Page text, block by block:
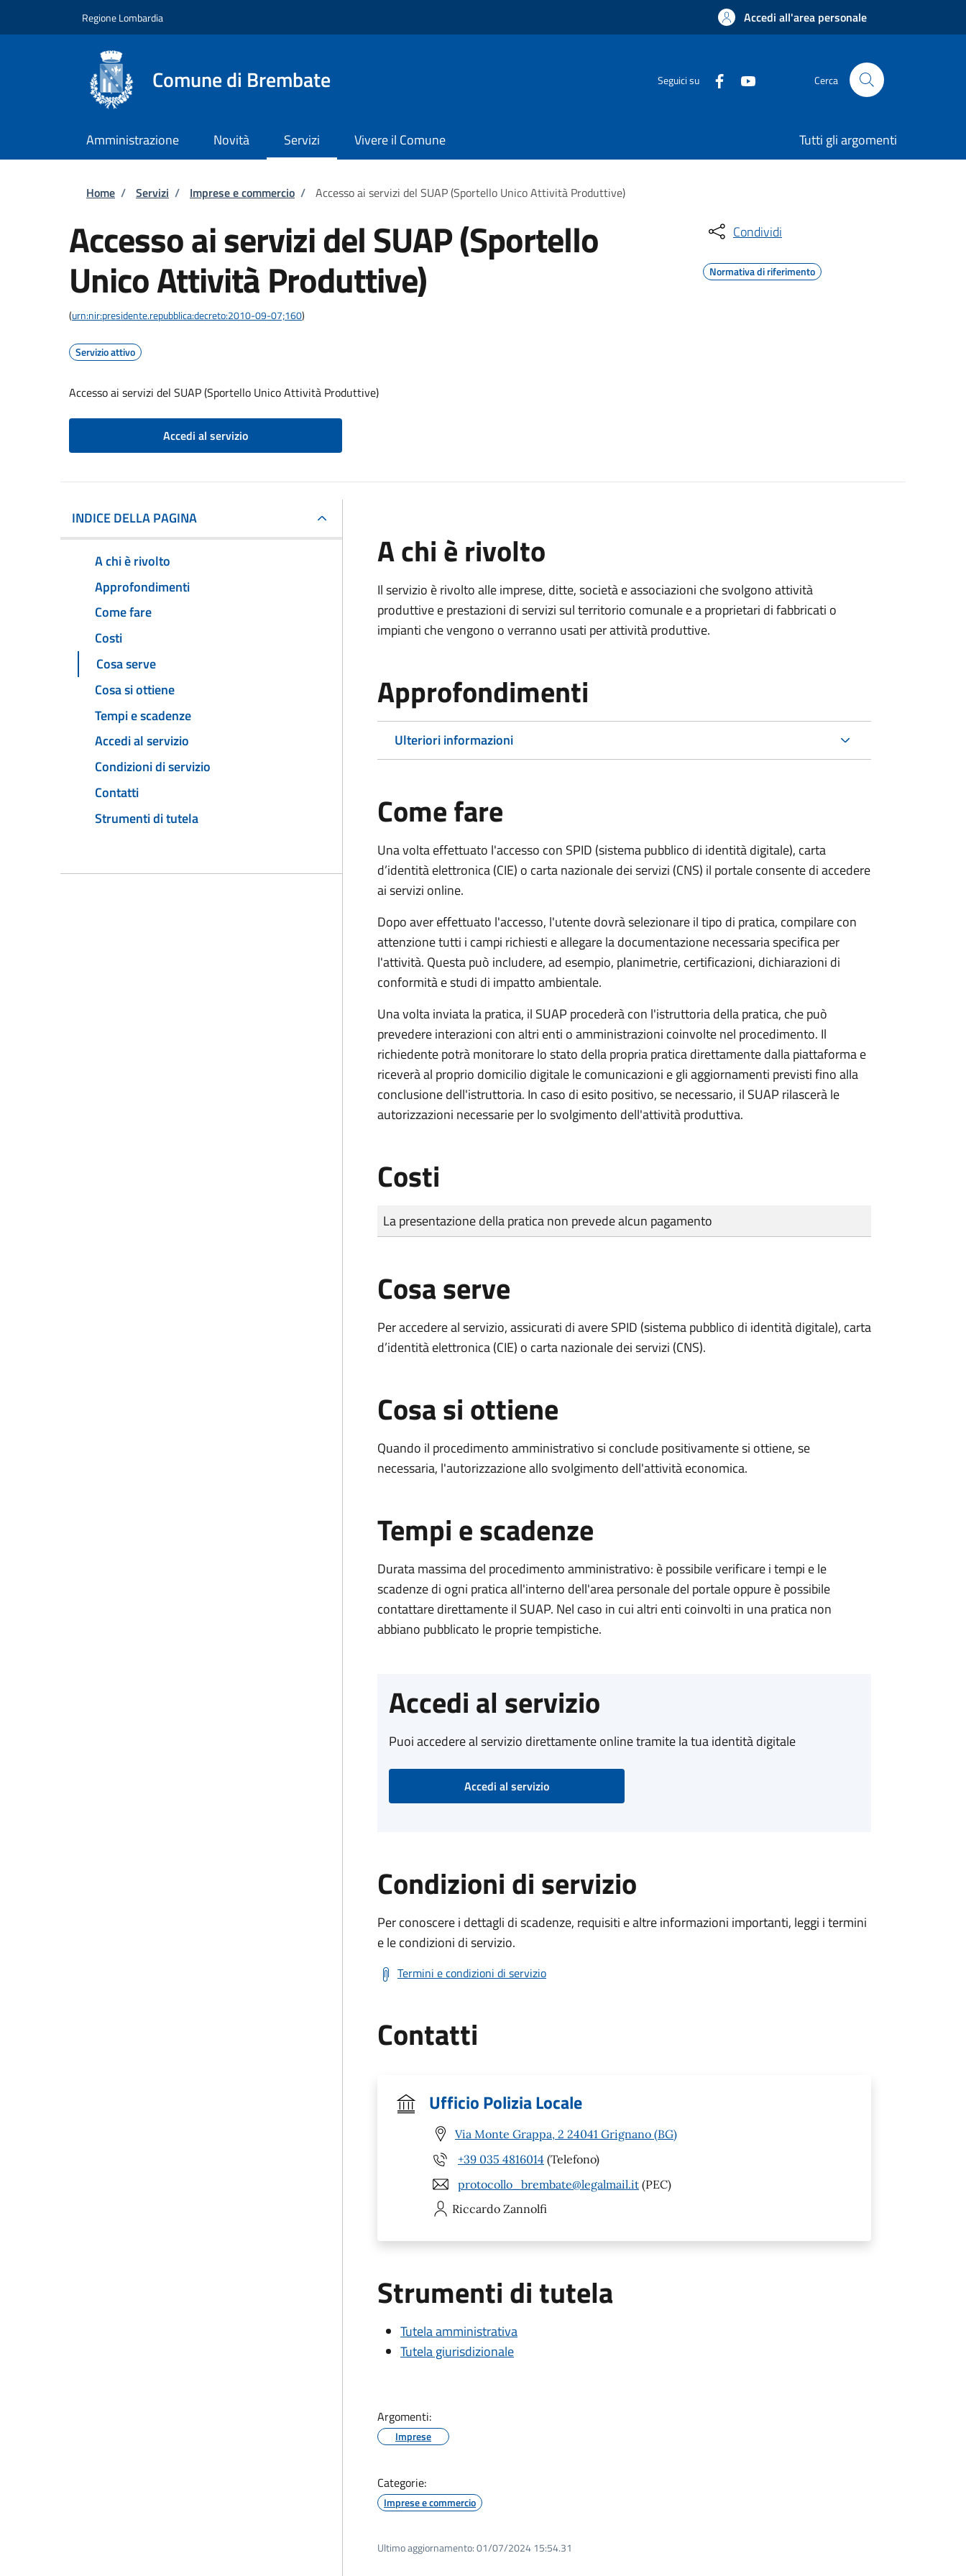
Regione Lombardia Accedi all'area personale
Comune di Brembate Seguici su Cerca
Amministrazione Novità Servizi Vivere il Comune Tutti gli argomenti
Briciole di pane
Home / Servizi / Imprese e commercio / Accesso ai servizi del SUAP (Sportello Unico Attività Produttive)
Accesso ai servizi del SUAP (Sportello
Unico Attività Produttive)
(urn:nir:presidente.repubblica:decreto:2010-09-07;160)
Servizio attivo
Accesso ai servizi del SUAP (Sportello Unico Attività Produttive)
Accedi al servizio
Condividi
Normativa di riferimento
INDICE DELLA PAGINA
A chi è rivolto
Approfondimenti
Come fare
Costi
Cosa serve
Cosa si ottiene
Tempi e scadenze
Accedi al servizio
Condizioni di servizio
Contatti
Strumenti di tutela
A chi è rivolto
Il servizio è rivolto alle imprese, ditte, società e associazioni che svolgono attività
produttive e prestazioni di servizi sul territorio comunale e a proprietari di fabbricati o
impianti che vengono o verranno usati per attività produttive.
Approfondimenti
Ulteriori informazioni
Come fare
Una volta effettuato l'accesso con SPID (sistema pubblico di identità digitale), carta
d’identità elettronica (CIE) o carta nazionale dei servizi (CNS) il portale consente di accedere
ai servizi online.
Dopo aver effettuato l'accesso, l'utente dovrà selezionare il tipo di pratica, compilare con
attenzione tutti i campi richiesti e allegare la documentazione necessaria specifica per
l'attività. Questa può includere, ad esempio, planimetrie, certificazioni, dichiarazioni di
conformità e studi di impatto ambientale.
Una volta inviata la pratica, il SUAP procederà con l'istruttoria della pratica, che può
prevedere interazioni con altri enti o amministrazioni coinvolte nel procedimento. Il
richiedente potrà monitorare lo stato della propria pratica direttamente dalla piattaforma e
riceverà al proprio domicilio digitale le comunicazioni e gli aggiornamenti previsti fino alla
conclusione dell'istruttoria. In caso di esito positivo, se necessario, il SUAP rilascerà le
autorizzazioni necessarie per lo svolgimento dell'attività produttiva.
Costi
Tipo di pagamento
Importo
La presentazione della pratica non prevede alcun pagamento
Cosa serve
Per accedere al servizio, assicurati di avere SPID (sistema pubblico di identità digitale), carta
d’identità elettronica (CIE) o carta nazionale dei servizi (CNS).
Cosa si ottiene
Quando il procedimento amministrativo si conclude positivamente si ottiene, se
necessaria, l'autorizzazione allo svolgimento dell'attività economica.
Tempi e scadenze
Durata massima del procedimento amministrativo: è possibile verificare i tempi e le
scadenze di ogni pratica all'interno dell'area personale del portale oppure è possibile
contattare direttamente il SUAP. Nel caso in cui altri enti coinvolti in una pratica non
abbiano pubblicato le proprie tempistiche.
Accedi al servizio
Puoi accedere al servizio direttamente online tramite la tua identità digitale
Accedi al servizio
Condizioni di servizio
Per conoscere i dettagli di scadenze, requisiti e altre informazioni importanti, leggi i termini
e le condizioni di servizio.
Termini e condizioni di servizio
Contatti
Ufficio Polizia Locale
Via Monte Grappa, 2 24041 Grignano (BG)
+39 035 4816014 (Telefono)
protocollo_brembate@legalmail.it (PEC)
Riccardo Zannolfi
Strumenti di tutela
Tutela amministrativa
Tutela giurisdizionale
Argomenti:
Imprese
Categorie:
Imprese e commercio
Ultimo aggiornamento:01/07/2024 15:54.31